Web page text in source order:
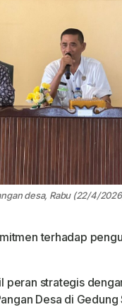
desa, Rabu (22/4/
terhadap
peran strategis
Desa di